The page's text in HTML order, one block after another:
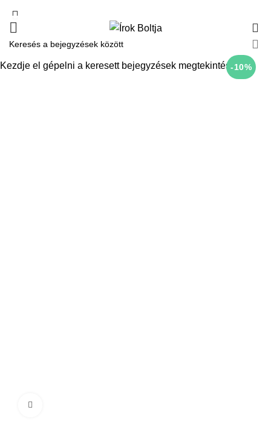
-10%
Kezdje el gépelni a keresett bejegyzések megtekintéséhez.